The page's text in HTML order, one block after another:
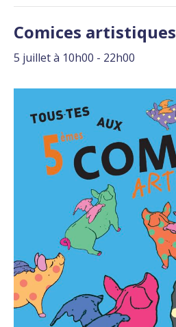
Comices artistiques
5 juillet à 10h00 - 22h00